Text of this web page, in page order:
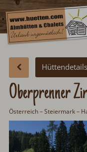
Hüttendetails
Oberprenner
Österreich–Steiermark–